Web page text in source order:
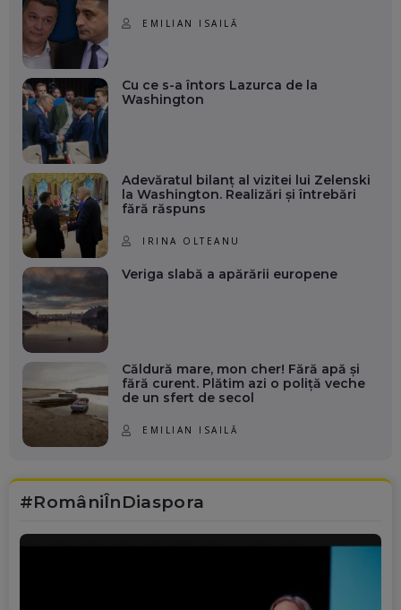
EMILIAN ISAILĂ
Cu ce s-a întors Lazurca de la
Washington
Adevăratul bilanț al vizitei lui Zelenski
la Washington. Realizări și întrebări
fără răspuns
IRINA OLTEANU
Veriga slabă a apărării europene
Căldură mare, mon cher! Fără apă și
fără curent. Plătim azi o poliță veche
de un sfert de secol
EMILIAN ISAILĂ
#RomâniÎnDiaspora